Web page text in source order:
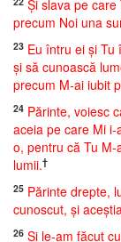
Şi slava pe
precum Noi una
23 Eu întru ei şi Tu
şi să cunoască
precum M-ai iubit
24 Părinte, voiesc
aceia pe care Mi
o, pentru că Tu
lumii.†
25 Părinte drepte,
cunoscut, şi
26 Şi le-am făcut